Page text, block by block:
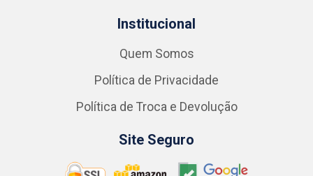
Institucional
Quem Somos
Política de Privacidade
Política de Troca e Devolução
Site Seguro